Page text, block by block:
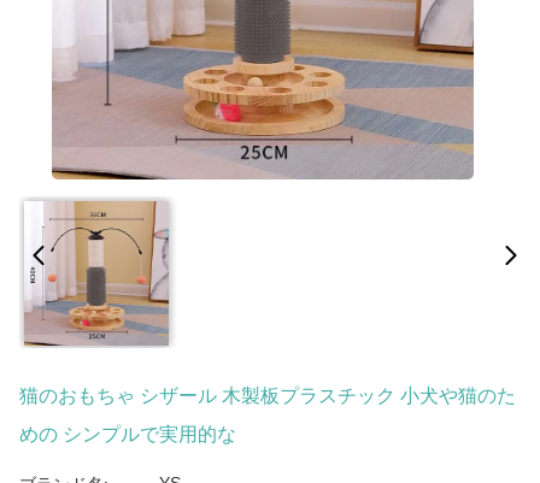
猫のおもちゃ シザール 木製板プラスチック 小犬や猫のた
めの シンプルで実用的な